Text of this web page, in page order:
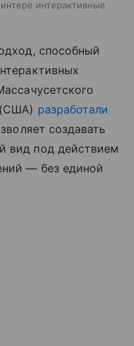
интерактивные
способный
(США) разработали
создавать
вид под действием
— без единой